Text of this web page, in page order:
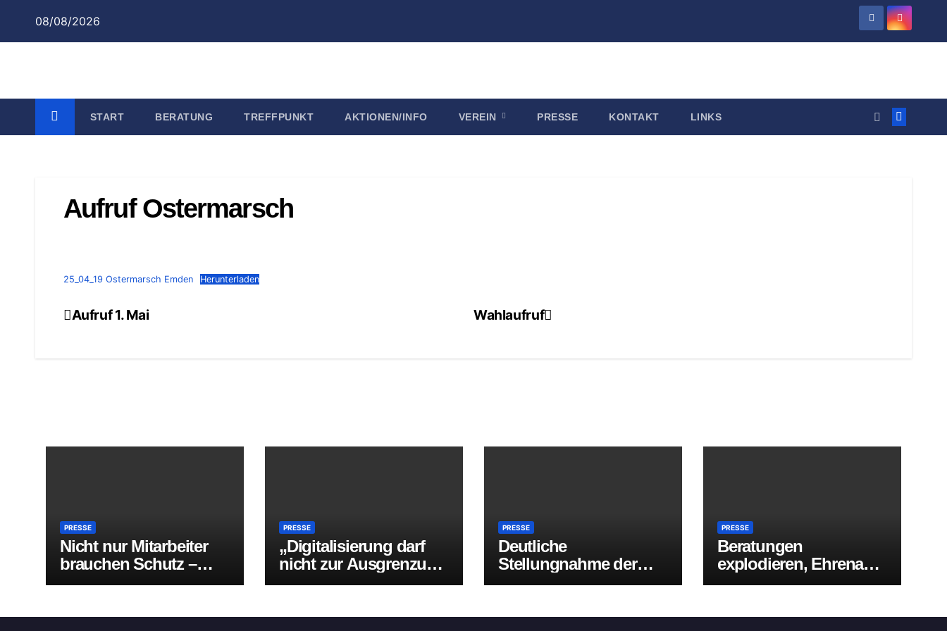
08/08/2026
START BERATUNG TREFFPUNKT AKTIONEN/INFO VEREIN PRESSE KONTAKT LINKS
Aufruf Ostermarsch
25_04_19 Ostermarsch Emden Herunterladen
Beitragsnavigation Wahlaufruf
Aufruf 1. Mai
PRESSE
Nicht nur Mitarbeiter
brauchen Schutz –
auch die Betroffenen
PRESSE
„Digitalisierung darf
nicht zur Ausgrenzung
werden“ – Kritik an
Einschränkungen des
PRESSE
Deutliche
Stellungnahme der
Arbeitsloseninitiative
angekündigten
PRESSE
Beratungen
explodieren, Ehrenamt
springt ein – Landkreis
Zehntausende, lässt